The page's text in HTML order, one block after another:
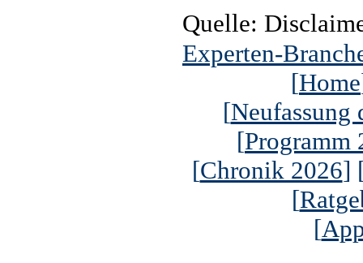
Quelle:
Experten-
[Home
[Neufassung
[Programm
[Chronik 2026]
[
[